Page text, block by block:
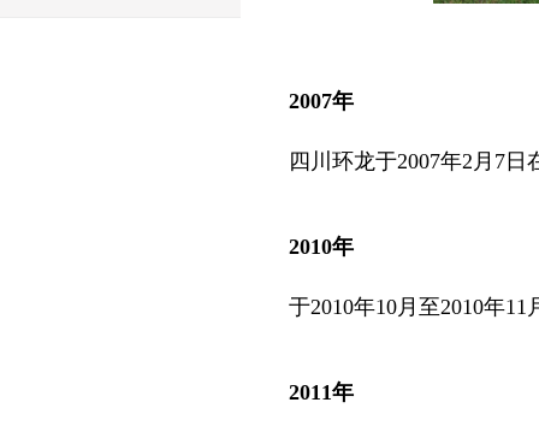
2007年
四川环龙于2007年2月7日
2010年
于2010年10月至2010年
2011年